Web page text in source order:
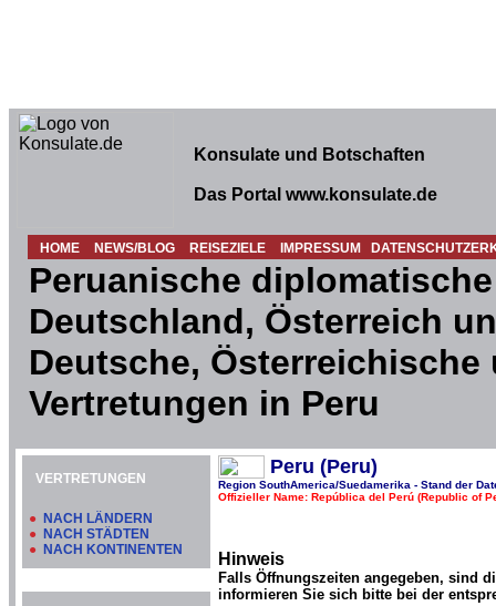
Konsulate und Botschaften
Das Portal www.konsulate.de
HOME NEWS/BLOG REISEZIELE IMPRESSUM
Peruanische
Deutschland, Österreich
Deutsche,
Vertretungen in Peru
VERTRETUNGEN
● NACH LÄNDERN
● NACH STÄDTEN
● NACH KONTINENTEN
Peru (Peru)
Region SouthAmerica/Suedamerika - Stand der
Offizieller Name: República del Perú (Republic of
Hinweis
Falls Öffnungszeiten angegeben, sind
informieren Sie sich bitte bei der